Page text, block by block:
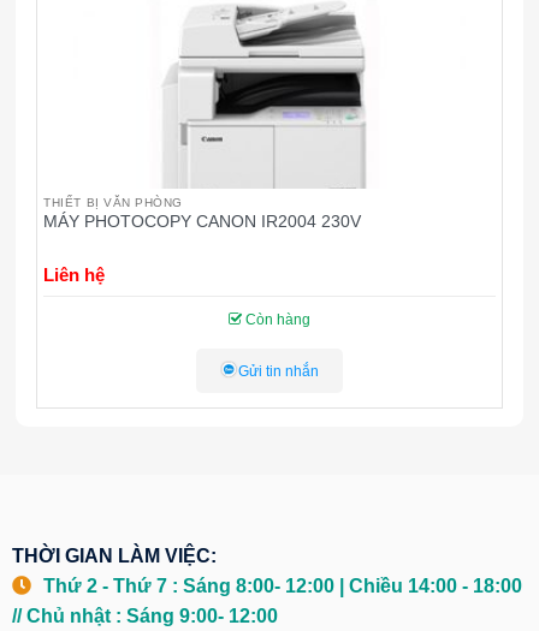
THIẾT BỊ VĂN PHÒNG
MÁY PHOTOCOPY CANON IR2004 230V
Liên hệ
Còn hàng
Gửi tin nhắn
THỜI GIAN LÀM VIỆC:
Thứ 2 - Thứ 7 : Sáng 8:00- 12:00 | Chiều 14:00 - 18:00
// Chủ nhật : Sáng 9:00- 12:00